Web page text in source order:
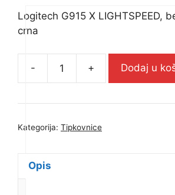
Logitech G915 X LIGHTSPEED,
crna
-
Logitech
X
+ Dodaj u
Kategorija: Tipkovnice
Opis